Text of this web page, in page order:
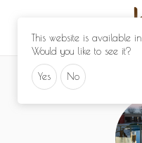
This website is available in
Would you like to see it?
Yes No